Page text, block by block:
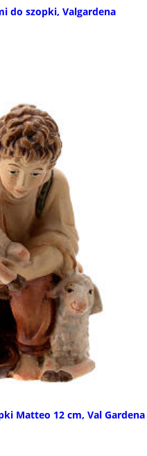
do szopki, Valgardena
Matteo 12 cm, Val Gardena